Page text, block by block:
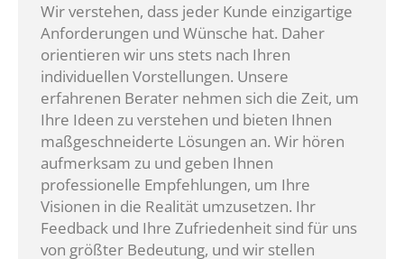
Wir verstehen, dass jeder Kunde einzigartige
Anforderungen und Wünsche hat. Daher
orientieren wir uns stets nach Ihren
individuellen Vorstellungen. Unsere
erfahrenen Berater nehmen sich die Zeit, um
Ihre Ideen zu verstehen und bieten Ihnen
maßgeschneiderte Lösungen an. Wir hören
aufmerksam zu und geben Ihnen
professionelle Empfehlungen, um Ihre
Visionen in die Realität umzusetzen. Ihr
Feedback und Ihre Zufriedenheit sind für uns
von größter Bedeutung, und wir stellen